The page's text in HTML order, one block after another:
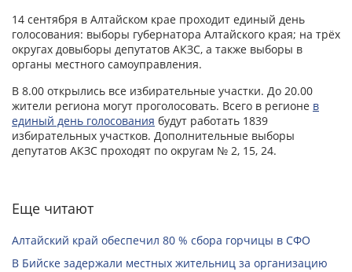
14 сентября в Алтайском крае проходит единый день
голосования: выборы губернатора Алтайского края; на трёх
округах довыборы депутатов АКЗС, а также выборы в
органы местного самоуправления.
В 8.00 открылись все избирательные участки. До 20.00
жители региона могут проголосовать. Всего в регионе в
единый день голосования будут работать 1839
избирательных участков. Дополнительные выборы
депутатов АКЗС проходят по округам № 2, 15, 24.
Еще читают
Алтайский край обеспечил 80 % сбора горчицы в СФО
В Бийске задержали местных жительниц за организацию